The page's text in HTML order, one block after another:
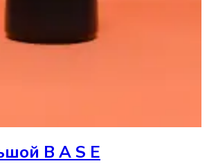
B A S E